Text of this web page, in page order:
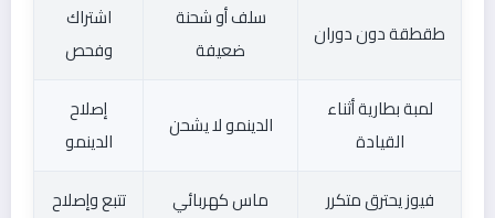
طقطقة دون دوران
سلف أو شحنة
ضعيفة
اشتراك
وفحص
لمبة بطارية أثناء
القيادة
الدينمو لا يشحن
إصلاح
الدينمو
فيوز يحترق متكرر
ماس كهربائي تتبع وإصلاح